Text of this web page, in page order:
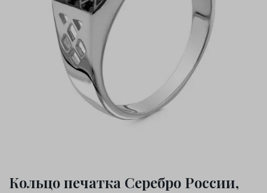
Кольцо печатка Серебро России,